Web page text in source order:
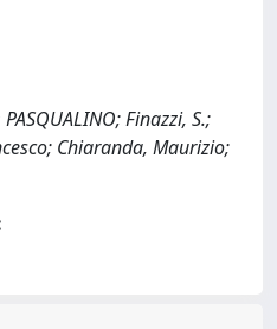
Finazzi, S.;
Chiaranda, Maurizio;